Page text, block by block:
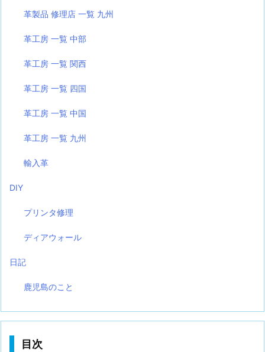
革製品 修理店 一覧 九州
革工房 一覧 中部
革工房 一覧 関西
革工房 一覧 四国
革工房 一覧 中国
革工房 一覧 九州
輸入革
DIY
プリンタ修理
ディアウォール
日記
鹿児島のこと
目次